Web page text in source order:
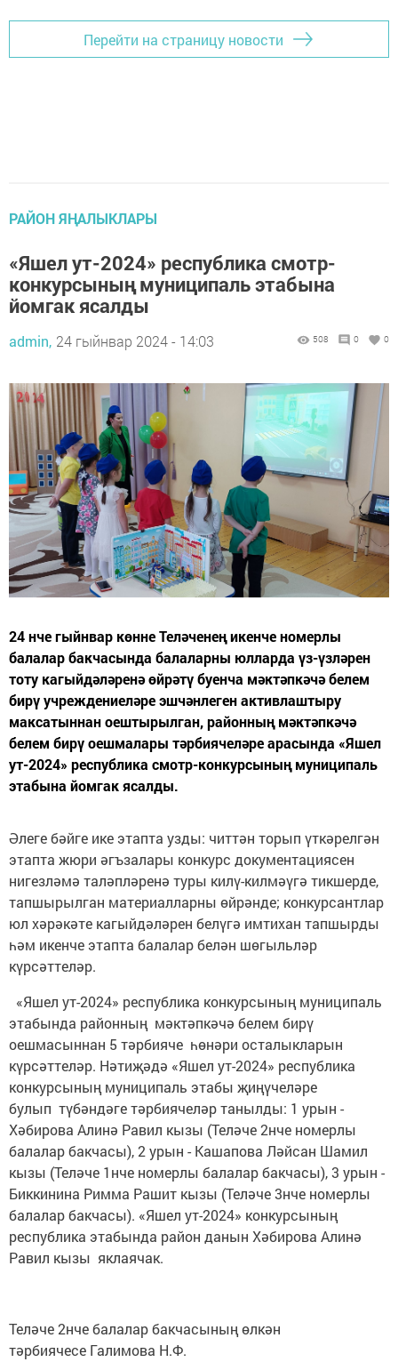
Перейти на страницу новости
РАЙОН ЯҢАЛЫКЛАРЫ
«Яшел ут-2024» республика смотр-
конкурсының муниципаль этабына
йомгак ясалды
admin, 24 гыйнвар 2024 - 14:03 508 0 0
24 нче гыйнвар көнне Теләченең икенче номерлы
балалар бакчасында балаларны юлларда үз-үзләрен
тоту кагыйдәләренә өйрәтү буенча мәктәпкәчә белем
бирү учреждениеләре эшчәнлеген активлаштыру
максатыннан оештырылган, районның мәктәпкәчә
белем бирү оешмалары тәрбиячеләре арасында «Яшел
ут-2024» республика смотр-конкурсының муниципаль
этабына йомгак ясалды.
Әлеге бәйге ике этапта узды: читтән торып үткәрелгән
этапта жюри әгъзалары конкурс документациясен
нигезләмә таләпләренә туры килү-килмәүгә тикшерде,
тапшырылган материалларны өйрәнде; конкурсантлар
юл хәрәкәте кагыйдәләрен белүгә имтихан тапшырды
һәм икенче этапта балалар белән шөгыльләр
күрсәттеләр.
«Яшел ут-2024» республика конкурсының муниципаль
этабында районның мәктәпкәчә белем бирү
оешмасыннан 5 тәрбияче һөнәри осталыкларын
күрсәттеләр. Нәтиҗәдә «Яшел ут-2024» республика
конкурсының муниципаль этабы җиңүчеләре
булып түбәндәге тәрбиячеләр танылды: 1 урын -
Хәбирова Алинә Равил кызы (Теләче 2нче номерлы
балалар бакчасы), 2 урын - Кашапова Ләйсан Шамил
кызы (Теләче 1нче номерлы балалар бакчасы), 3 урын -
Биккинина Римма Рашит кызы (Теләче 3нче номерлы
балалар бакчасы). «Яшел ут-2024» конкурсының
республика этабында район данын Хәбирова Алинә
Равил кызы яклаячак.
Теләче 2нче балалар бакчасының өлкән
тәрбиячесе Галимова Н.Ф.